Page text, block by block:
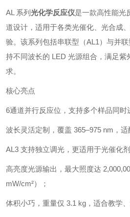
AL 系列 光化学反应仪是一款高性能光
道设计，适用于各类光催化、光合成
验。该系列包括串联型（AL1）与并
持不同波长的 LED 光源组合，满足紫
求。
核心亮点
6通道并行反应位，支持多个样品同时
波长灵活定制，覆盖 365–975 nm，适
AL3 支持独立调光，更适用于光催化
高亮度光源输出，最大照度达
mW/cm²）；
体积小巧，重量仅 3.1 kg，适合教学